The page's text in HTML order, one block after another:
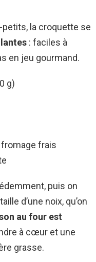
la croquette se
: faciles à
en jeu gourmand.
g)
frais
puis on
d’une noix, qu’on
au four est
à cœur et une
grasse.